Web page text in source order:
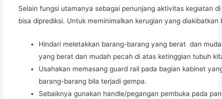
Selain fungsi utamanya sebagai penunjang aktivitas kegiatan
bisa diprediksi. Untuk meminimalkan kerugian yang
Hindari meletakkan barang-barang yang berat dan
yang berat dan mudah pecah di atas ketinggian tubuh
Usahakan memasang guard rail pada bagian kabinet
barang-barang bila terjadi gempa.
Sebaiknya gunakan handle/pegangan pembuka pada